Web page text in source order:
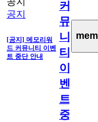
공지
[공지] 메모리워
드 커뮤니티 이벤
트 중단 안내
커
뮤
니
티
이
벤
트
중